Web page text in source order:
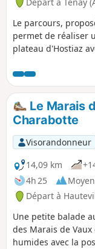
Le parcours,
permet de réaliser
plateau d'Hostiaz
très jolies prairies
printemps) et de
vue sur la vallée de
Cluse des
de la randonnée.
Le Marais
Charabotte
Visorandonneur
14,09 km
4h 25
Départ à
Une petite balade
des Marais de Vaux
humides avec la